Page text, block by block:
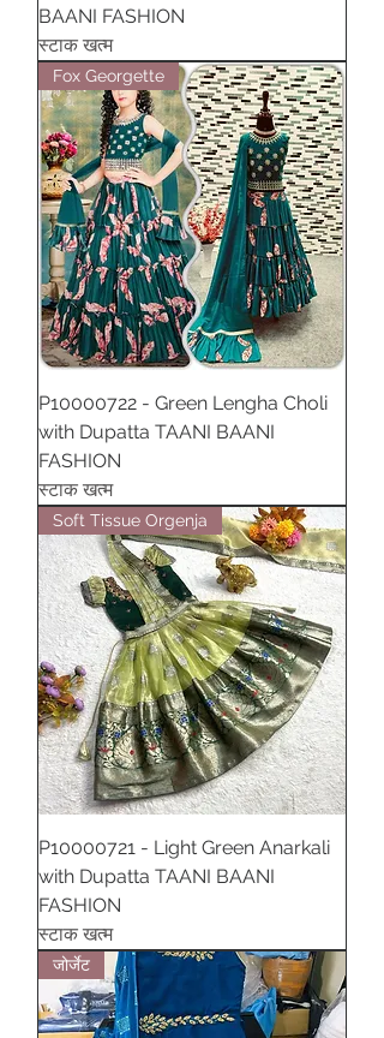
BAANI FASHION
स्टाक खत्म
Fox Georgette
P10000722 - Green Lengha Choli
with Dupatta TAANI BAANI
FASHION
स्टाक खत्म
Soft Tissue Orgenja
P10000721 - Light Green Anarkali
with Dupatta TAANI BAANI
FASHION
स्टाक खत्म
जोर्जेट